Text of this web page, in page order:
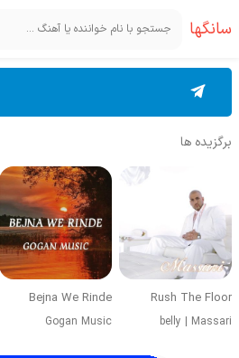
سانگها
برگزیده ها
Rush The Floor
belly | Massari
Bejna We Rinde
Gogan Music